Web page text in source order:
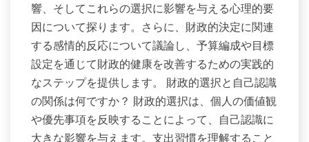
響、そしてこれらの選択に影響を与える心理的要
因について探ります。さらに、財政的決定に関連
する感情的反応について議論し、予算編成や目標
設定を通じて財政的健康を改善するための実践的
なステップを提供します。 財政的選択と自己認識
の関係は何ですか？ 財政的選択は、個人の価値観
や優先事項を反映することによって、自己認識に
大きな影響を与えます。支出習慣を理解すること